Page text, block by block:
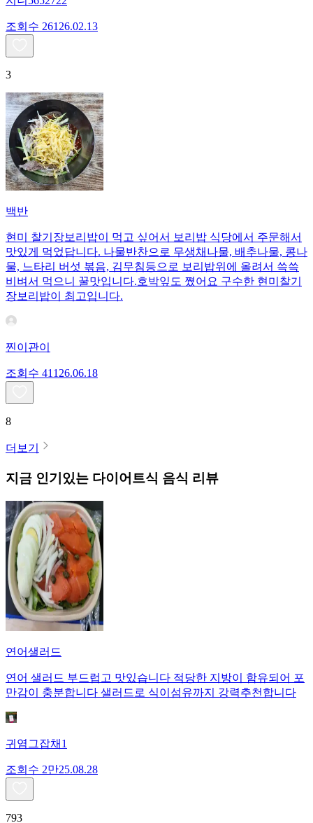
조회수 261 26.02.13
3
백반
현미 찰기장보리밥이 먹고 싶어서 보리밥 식당에서 주문해서
맛있게 먹었답니다. 나물반찬으로 무생채나물, 배추나물, 콩나
물, 느타리 버섯 볶음, 김무침등으로 보리밥위에 올려서 쓱쓱
비벼서 먹으니 꿀맛입니다.호박잎도 쪘어요 구수한 현미찰기
장보리밥이 최고입니다.
찐이관이
조회수 411 26.06.18
8
더보기
지금 인기있는 다이어트식 음식 리뷰
연어샐러드
연어 샐러드 부드럽고 맛있습니다 적당한 지방이 함유되어 포
만감이 충분합니다 샐러드로 식이섬유까지 강력추천합니다
귀염그잡채1
조회수 2만25.08.28
793